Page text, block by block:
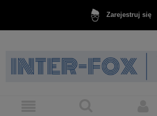
Zarejestruj się